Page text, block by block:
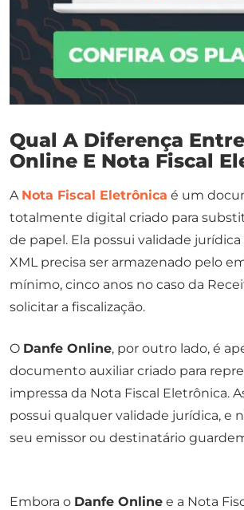
Qual A Diferença
Online E Nota Fiscal
A Nota Fiscal Eletrônica é um
totalmente digital criado para
de papel. Ela possui validade
XML precisa ser armazenado pelo
mínimo, cinco anos no caso da
solicitar a fiscalização.
O Danfe Online, por outro lado, é
documento auxiliar criado para
impressa da Nota Fiscal Eletrônica.
possui qualquer validade jurídica, e
seu emissor ou destinatário
Embora o Danfe Online e a Nota